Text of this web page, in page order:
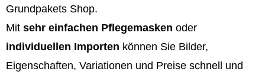
Grundpakets Shop.
Mit sehr einfachen Pflegemasken oder
individuellen Importen können Sie Bilder,
Eigenschaften, Variationen und Preise schnell und